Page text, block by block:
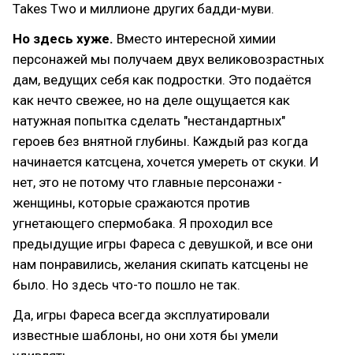
Takes Two и миллионе других бадди-муви.
Но здесь хуже. Вместо интересной химии
персонажей мы получаем двух великовозрастных
дам, ведущих себя как подростки. Это подаётся
как нечто свежее, но на деле ощущается как
натужная попытка сделать "нестандартных"
героев без внятной глубины. Каждый раз когда
начинается катсцена, хочется умереть от скуки. И
нет, это не потому что главные персонажи -
женщины, которые сражаются против
угнетающего спермобака. Я проходил все
предыдущие игры Фареса с девушкой, и все они
нам понравились, желания скипать катсцены не
было. Но здесь что-то пошло не так.
Да, игры Фареса всегда эксплуатировали
известные шаблоны, но они хотя бы умели